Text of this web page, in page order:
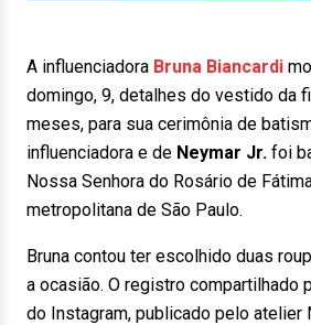
A influenciadora Bruna Biancardi
domingo, 9, detalhes do vestido da
meses, para sua cerimônia de
influenciadora e de Neymar Jr. foi
Nossa Senhora do Rosário de
metropolitana de São Paulo.
Bruna contou ter escolhido duas
a ocasião. O registro compartilhado
do Instagram, publicado pelo atelier